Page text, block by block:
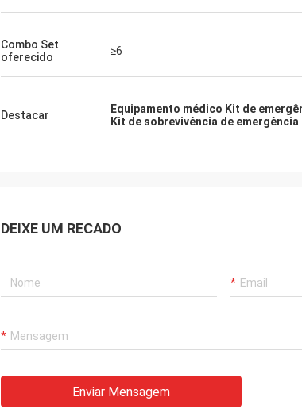
Combo Set
oferecido
≥6
Destacar Equipamento médico Kit de
Kit de sobrevivência de emergência
DEIXE UM RECADO
Enviar Mensagem